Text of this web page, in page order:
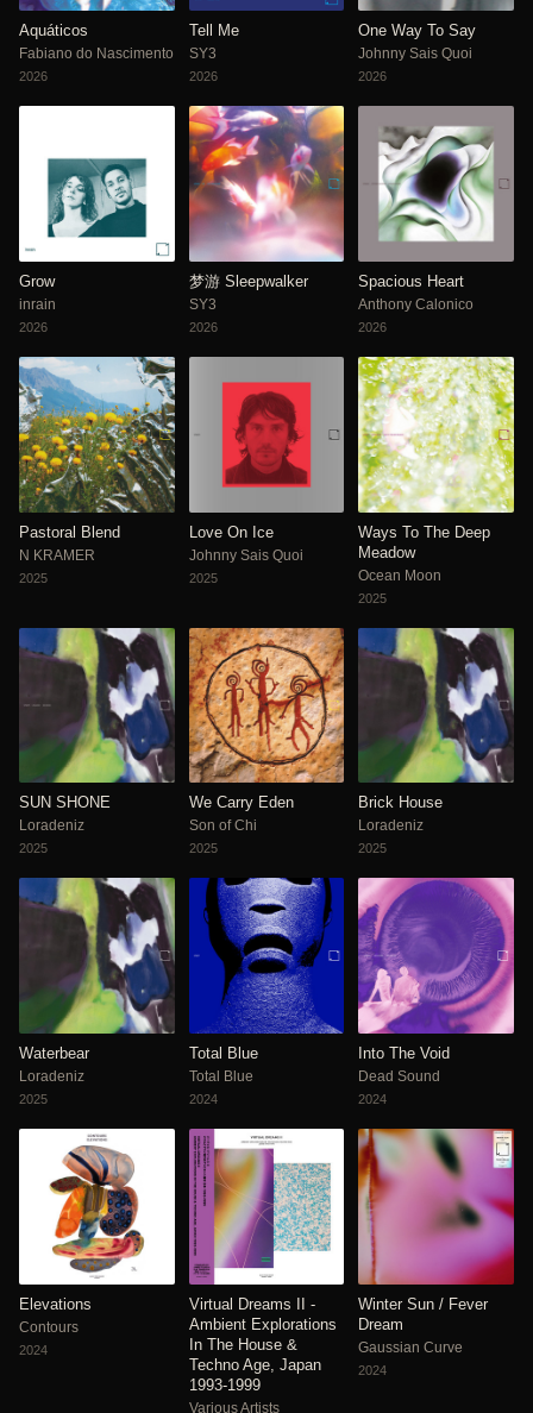
Aquáticos
Fabiano do Nascimento
2026
Tell Me
SY3
2026
One Way To Say
Johnny Sais Quoi
2026
Grow
inrain
2026
梦游 Sleepwalker
SY3
2026
Spacious Heart
Anthony Calonico
2026
Pastoral Blend
N KRAMER
2025
Love On Ice
Johnny Sais Quoi
2025
Ways To The Deep
Meadow
Ocean Moon
2025
SUN SHONE
Loradeniz
2025
We Carry Eden
Son of Chi
2025
Brick House
Loradeniz
2025
Waterbear
Loradeniz
2025
Total Blue
Total Blue
2024
Into The Void
Dead Sound
2024
Elevations
Contours
2024
Virtual Dreams II -
Ambient Explorations
In The House &
Techno Age, Japan
1993-1999
Various Artists
Winter Sun / Fever
Dream
Gaussian Curve
2024